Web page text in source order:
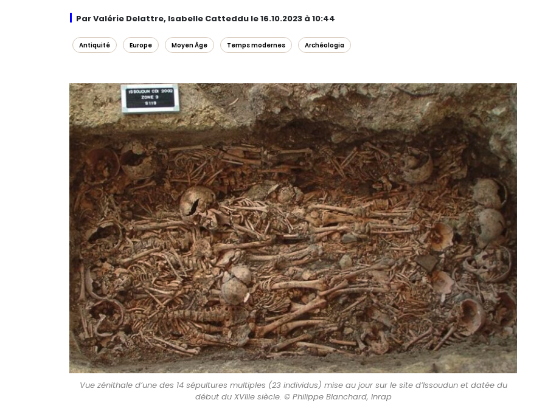
Par Valérie Delattre, Isabelle Catteddu le 16.10.2023 à 10:44
Antiquité Europe Moyen Âge Temps modernes Archéologia
Vue zénithale d’une des 14 sépultures multiples (23 individus) mise au jour sur le site d’Issoudun et datée du
début du XVIIIe siècle. © Philippe Blanchard, Inrap